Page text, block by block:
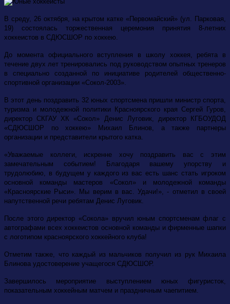
В среду, 26 октября, на крытом катке «Первомайский» (ул. Парковая,
19) состоялась торжественная церемония принятия 8-летних
хоккеистов в СДЮСШОР по хоккею.
До момента официального вступления в школу хоккея, ребята в
течение двух лет тренировались под руководством опытных тренеров
в специально созданной по инициативе родителей общественно-
спортивной организации «Сокол-2003».
В этот день поздравить 32 юных спортсмена пришли министр спорта,
туризма и молодежной политики Красноярского края Сергей Гуров,
директорСКГАУ ХК «Сокол» Денис Луговик, директор КГБОУДОД
«СДЮСШОР по хоккею» Михаил Блинов, а также партнеры
организации и представители крытого катка.
«Уважаемые коллеги, искренне хочу поздравить вас с этим
замечательным событием! Благодаря вашему упорству и
трудолюбию, в будущем у каждого из вас есть шанс стать игроком
основной команды мастеров «Сокол» и молодежной команды
«Красноярские Рыси». Мы верим в вас. Удачи!», - отметил в своей
напутственной речи ребятам Денис Луговик.
После этого директор «Сокола» вручил юным спортсменам флаг с
автографами всех хоккеистов основной команды и фирменные шапки
с логотипом красноярского хоккейного клуба!
Отметим также, что каждый из мальчиков получил из рук Михаила
Блинова удостоверение учащегося СДЮСШОР.
Завершилось мероприятие выступлением юных фигуристок,
показательным хоккейным матчем и праздничным чаепитием.